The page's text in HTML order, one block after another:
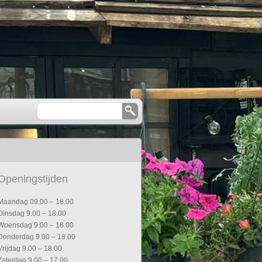
09.00 – 18.00
9.00 – 18.00
9.00 – 18.00
9.00 – 18.00
9.00 – 18.00
9.00 – 17.00